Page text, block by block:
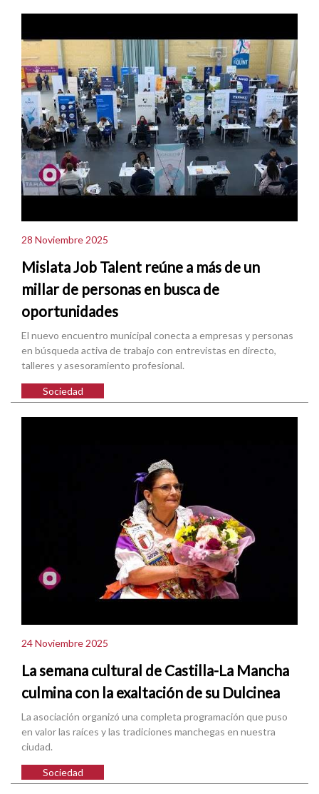
28 Noviembre 2025
Mislata Job Talent reúne a más de un
millar de personas en busca de
oportunidades
El nuevo encuentro municipal conecta a empresas y personas
en búsqueda activa de trabajo con entrevistas en directo,
talleres y asesoramiento profesional.
Sociedad
24 Noviembre 2025
La semana cultural de Castilla-La Mancha
culmina con la exaltación de su Dulcinea
La asociación organizó una completa programación que puso
en valor las raíces y las tradiciones manchegas en nuestra
ciudad.
Sociedad